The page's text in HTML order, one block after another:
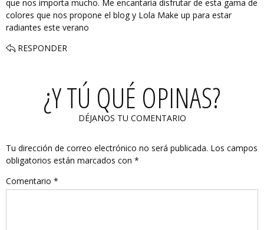
que nos importa mucho. Me encantaria disfrutar de esta gama de
colores que nos propone el blog y Lola Make up para estar
radiantes este verano
RESPONDER
¿Y TÚ QUÉ OPINAS?
DÉJANOS TU COMENTARIO
Tu dirección de correo electrónico no será publicada. Los campos
obligatorios están marcados con *
Comentario *